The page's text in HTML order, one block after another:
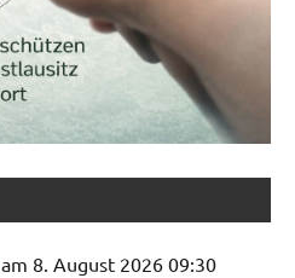
am 8. August 2026 09:30